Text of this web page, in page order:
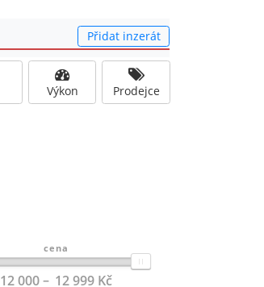
Přidat inzerát
Výkon Prodejce
cena
12 000 12 999 Kč